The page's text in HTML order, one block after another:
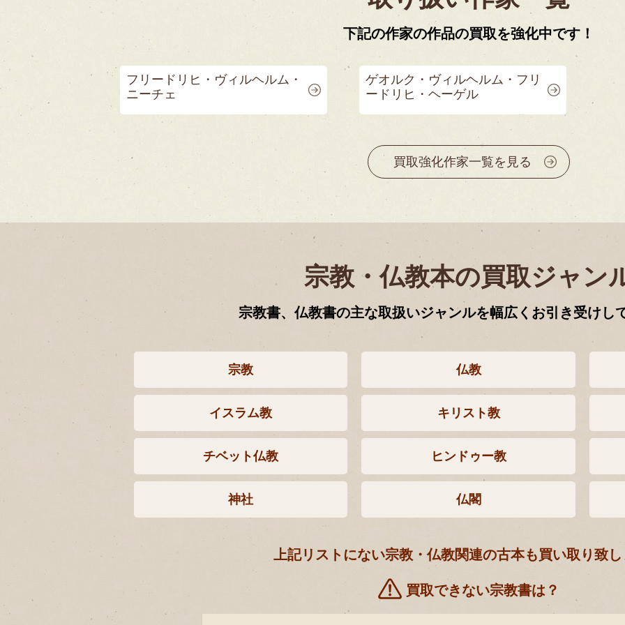
下記の作家の作品の買取を強化中です！
フリードリヒ・ヴィルヘルム・
ニーチェ
ゲオルク・ヴィルヘルム・フリ
ードリヒ・ヘーゲル
買取強化作家一覧を見る
宗教・仏教本の買取ジャン
宗教書、仏教書の主な取扱いジャンルを幅広くお引き受けし
宗教 仏教
イスラム教 キリスト教
チベット仏教 ヒンドゥー教
神社 仏閣
上記リストにない宗教・仏教関連の古本も買い取り致
買取できない宗教書は？